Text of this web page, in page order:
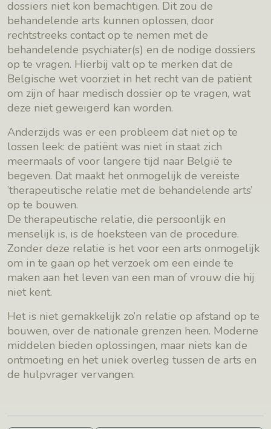
dossiers niet kon bemachtigen. Dit zou de
behandelende arts kunnen oplossen, door
rechtstreeks contact op te nemen met de
behandelende psychiater(s) en de nodige dossiers
op te vragen. Hierbij valt op te merken dat de
Belgische wet voorziet in het recht van de patiënt
om zijn of haar medisch dossier op te vragen, wat
deze niet geweigerd kan worden.
Anderzijds was er een probleem dat niet op te
lossen leek: de patiënt was niet in staat zich
meermaals of voor langere tijd naar België te
begeven. Dat maakt het onmogelijk de vereiste
’therapeutische relatie met de behandelende arts’
op te bouwen.
De therapeutische relatie, die persoonlijk en
menselijk is, is de hoeksteen van de procedure.
Zonder deze relatie is het voor een arts onmogelijk
om in te gaan op het verzoek om een einde te
maken aan het leven van een man of vrouw die hij
niet kent.
Het is niet gemakkelijk zo’n relatie op afstand op te
bouwen, over de nationale grenzen heen. Moderne
middelen bieden oplossingen, maar niets kan de
ontmoeting en het uniek overleg tussen de arts en
de hulpvrager vervangen.